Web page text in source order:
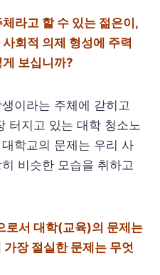
체라고 할 수 있는 젊은이,
회적 의제 형성에 주력
보십니까?
이라는 주체에 갇히고
터지고 있는 대학 청소노
학교의 문제는 우리 사
비슷한 모습을 취하고
로서 대학(교육)의 문제는
장 절실한 문제는 무엇